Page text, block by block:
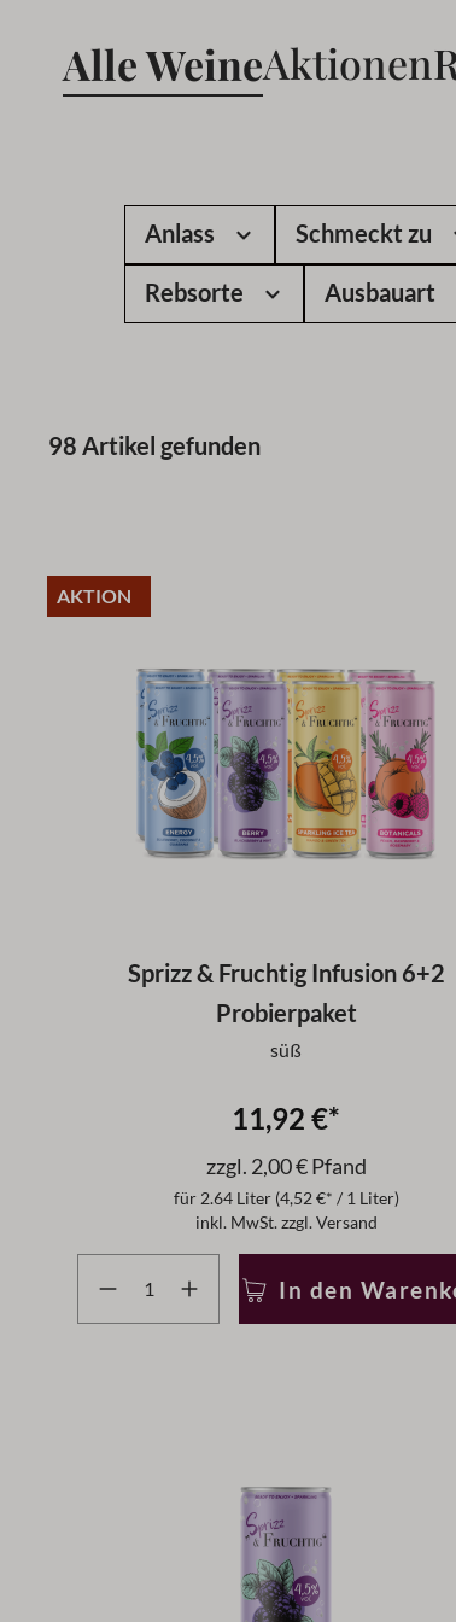
Alle WeineAktionen
Anlass Schmeckt zu
Rebsorte Ausbauart
98 Artikel gefunden
AKTION
Sprizz & Fruchtig Infusion 6+2
Probierpaket
süß
11,92 €*
zzgl. 2,00 € Pfand
für 2.64 Liter (4,52 €* / 1 Liter)
inkl. MwSt. zzgl. Versand
In den